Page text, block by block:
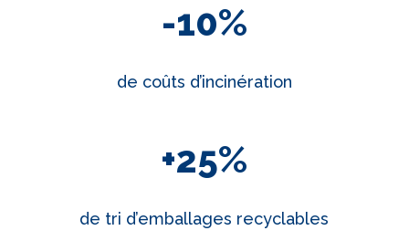
-10%
de coûts d’incinération
+25%
de tri d’emballages recyclables